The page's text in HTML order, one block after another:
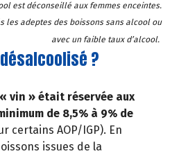
est déconseillé aux femmes enceintes.
les adeptes des boissons sans alcool ou
avec un faible taux d’alcool.
désalcoolisé ?
vin » était réservée aux
de 8,5% à 9% de
certains AOP/IGP). En
issues de la